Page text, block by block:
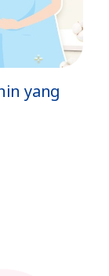
Si Kecil di